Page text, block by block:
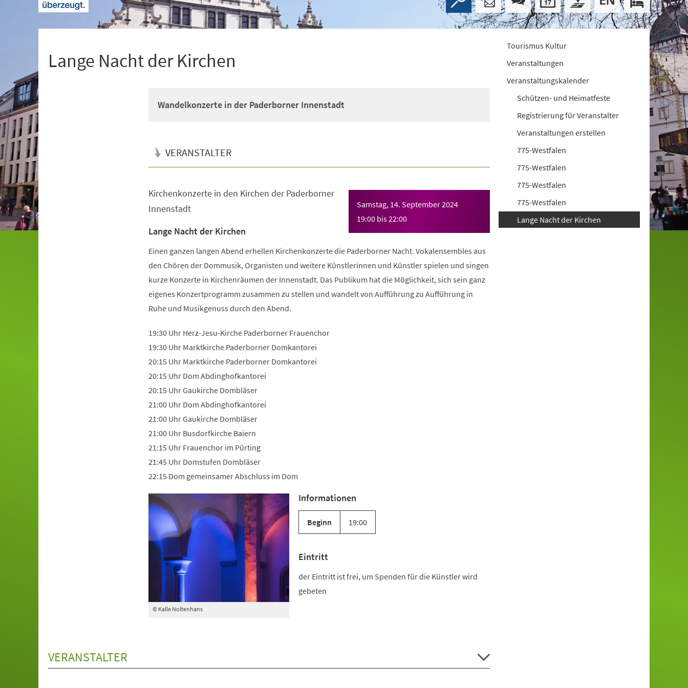
Lange Nacht der Kirchen
Wandelkonzerte in der Paderborner Innenstadt
VERANSTALTER
Samstag, 14. September 2024
19:00 bis22:00
Kirchenkonzerte in den Kirchen der Paderborner
Innenstadt
Lange Nacht der Kirchen
Einen ganzen langen Abend erhellen Kirchenkonzerte die Paderborner Nacht. Vokalensembles aus
den Chören der Dommusik, Organisten und weitere Künstlerinnen und Künstler spielen und singen
kurze Konzerte in Kirchenräumen der Innenstadt. Das Publikum hat die Möglichkeit, sich sein ganz
eigenes Konzertprogramm zusammen zu stellen und wandelt von Aufführung zu Aufführung in
Ruhe und Musikgenuss durch den Abend.
19:30 Uhr Herz-Jesu-Kirche Paderborner Frauenchor
19:30 Uhr Marktkirche Paderborner Domkantorei
20:15 Uhr Marktkirche Paderborner Domkantorei
20:15 Uhr Dom Abdinghofkantorei
20:15 Uhr Gaukirche Dombläser
21:00 Uhr Dom Abdinghofkantorei
21:00 Uhr Gaukirche Dombläser
21:00 Uhr Busdorfkirche Baiern
21:15 Uhr Frauenchor im Pürting
21:45 Uhr Domstufen Dombläser
22:15 Dom gemeinsamer Abschluss im Dom
© Kalle Noltenhans
Informationen
Beginn 19:00
Eintritt
der Eintritt ist frei, um Spenden für die Künstler wird
gebeten
VERANSTALTER
Tourismus Kultur
Veranstaltungen
Veranstaltungskalender
Schützen- und Heimatfeste
Registrierung für Veranstalter
Veranstaltungen erstellen
775-Westfalen
775-Westfalen
775-Westfalen
775-Westfalen
Lange Nacht der Kirchen